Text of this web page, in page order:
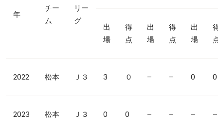
年
チー
ム
リー
グ
出
場
得
点
出
場
得
点
出
場
2022 松本 Ｊ３ 3 ０ – – 0 0
2023 松本 Ｊ３ 0 0 – – – –